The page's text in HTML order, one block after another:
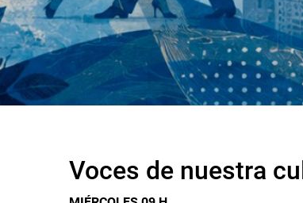
Voces de nuestra